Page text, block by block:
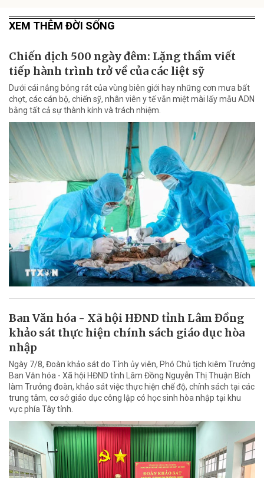
XEM THÊM ĐỜI SỐNG
Chiến dịch 500 ngày đêm: Lặng thầm viết
tiếp hành trình trở về của các liệt sỹ
Dưới cái nắng bỏng rát của vùng biên giới hay những cơn mưa bất
chợt, các cán bộ, chiến sỹ, nhân viên y tế vẫn miệt mài lấy mẫu ADN
bằng tất cả sự thành kính và trách nhiệm.
Ban Văn hóa - Xã hội HĐND tỉnh Lâm Đồng
khảo sát thực hiện chính sách giáo dục hòa
nhập
Ngày 7/8, Đoàn khảo sát do Tỉnh ủy viên, Phó Chủ tịch kiêm Trưởng
Ban Văn hóa - Xã hội HĐND tỉnh Lâm Đồng Nguyễn Thị Thuận Bích
làm Trưởng đoàn, khảo sát việc thực hiện chế độ, chính sách tại các
trung tâm, cơ sở giáo dục công lập có học sinh hòa nhập tại khu
vực phía Tây tỉnh.